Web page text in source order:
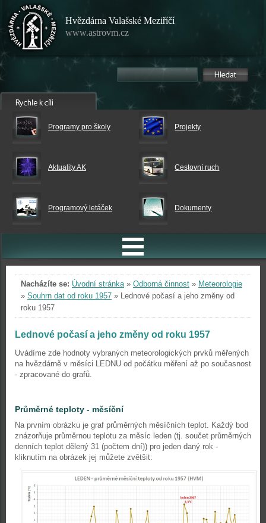
Hvězdárna Valašské Meziříčí
www.astrovm.cz
Programy pro školy Projekty
Aktuality AK Cestovní ruch
Programový letáček Dokumenty
Nacházíte se: Úvodní stránka» Odborná činnost » Meteorologie
» Souhrn dat od roku 1957 » Lednové počasí a jeho změny od
roku 1957
Lednové počasí a jeho změny od roku 1957
Uvádíme zde hodnoty vybraných meteorologických prvků měřených
na hvězdárně v měsíci LEDNU od počátku měření až po současnost
- zpracované do grafů.
Průměrné teploty - měsíční
Na prvním obrázku je graf průměrných měsíčních teplot. Každý bod
znázorňuje průměrnou teplotu za měsíc leden (tj. součet průměrných
denních teplot dělený 31 (počtem dní)) pro jeden daný rok -
kliknutím na obrázek jej můžete zvětšit: